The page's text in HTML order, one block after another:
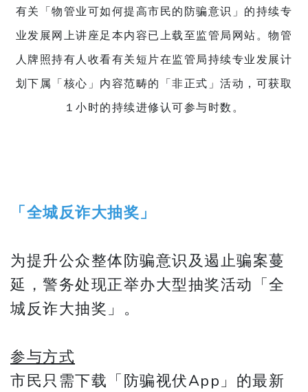
有关「物管业可如何提高市民的防骗意识」的持续专
业发展网上讲座足本内容已上载至监管局网站。物管
人牌照持有人收看有关短片在监管局持续专业发展计
划下属「核心」内容范畴的「非正式」活动，可获取
１小时的持续进修认可参与时数。
「全城反诈大抽奖」
为提升公众整体防骗意识及遏止骗案蔓
延，警务处现正举办大型抽奖活动「全
城反诈大抽奖」。
参与方式
市民只需下载「防骗视伏App」的最新